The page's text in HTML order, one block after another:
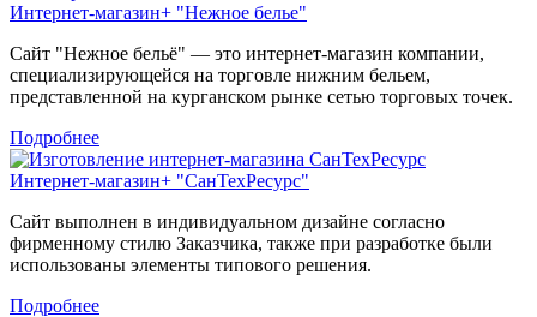
Интернет-магазин+ "Нежное белье"
Сайт "Нежное бельё" — это интернет-магазин компании,
специализирующейся на торговле нижним бельем,
представленной на курганском рынке сетью торговых точек.
Подробнее
Интернет-магазин+ "СанТехРесурс"
Сайт выполнен в индивидуальном дизайне согласно
фирменному стилю Заказчика, также при разработке были
использованы элементы типового решения.
Подробнее